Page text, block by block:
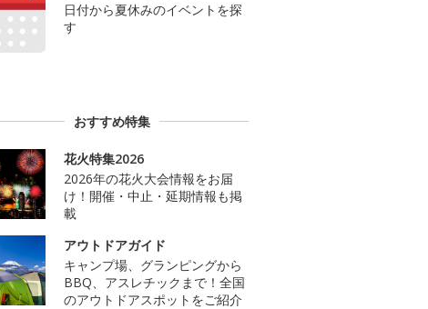
日付から夏休みのイベントを探
す
おすすめ特集
花火特集2026
2026年の花火大会情報をお届
け！開催・中止・延期情報も掲
載
アウトドアガイド
キャンプ場、グランピングから
BBQ、アスレチックまで！全国
のアウトドアスポットをご紹介